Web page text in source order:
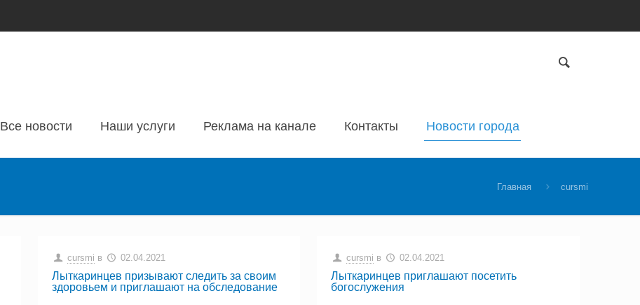
Все новости Наши услуги Реклама на канале Контакты Новости города
Главная cursmi
cursmi в 02.04.2021
Лыткаринцев призывают следить за своим
здоровьем и приглашают на обследование
cursmi в 02.04.2021
Лыткаринцев приглашают посетить
богослужения